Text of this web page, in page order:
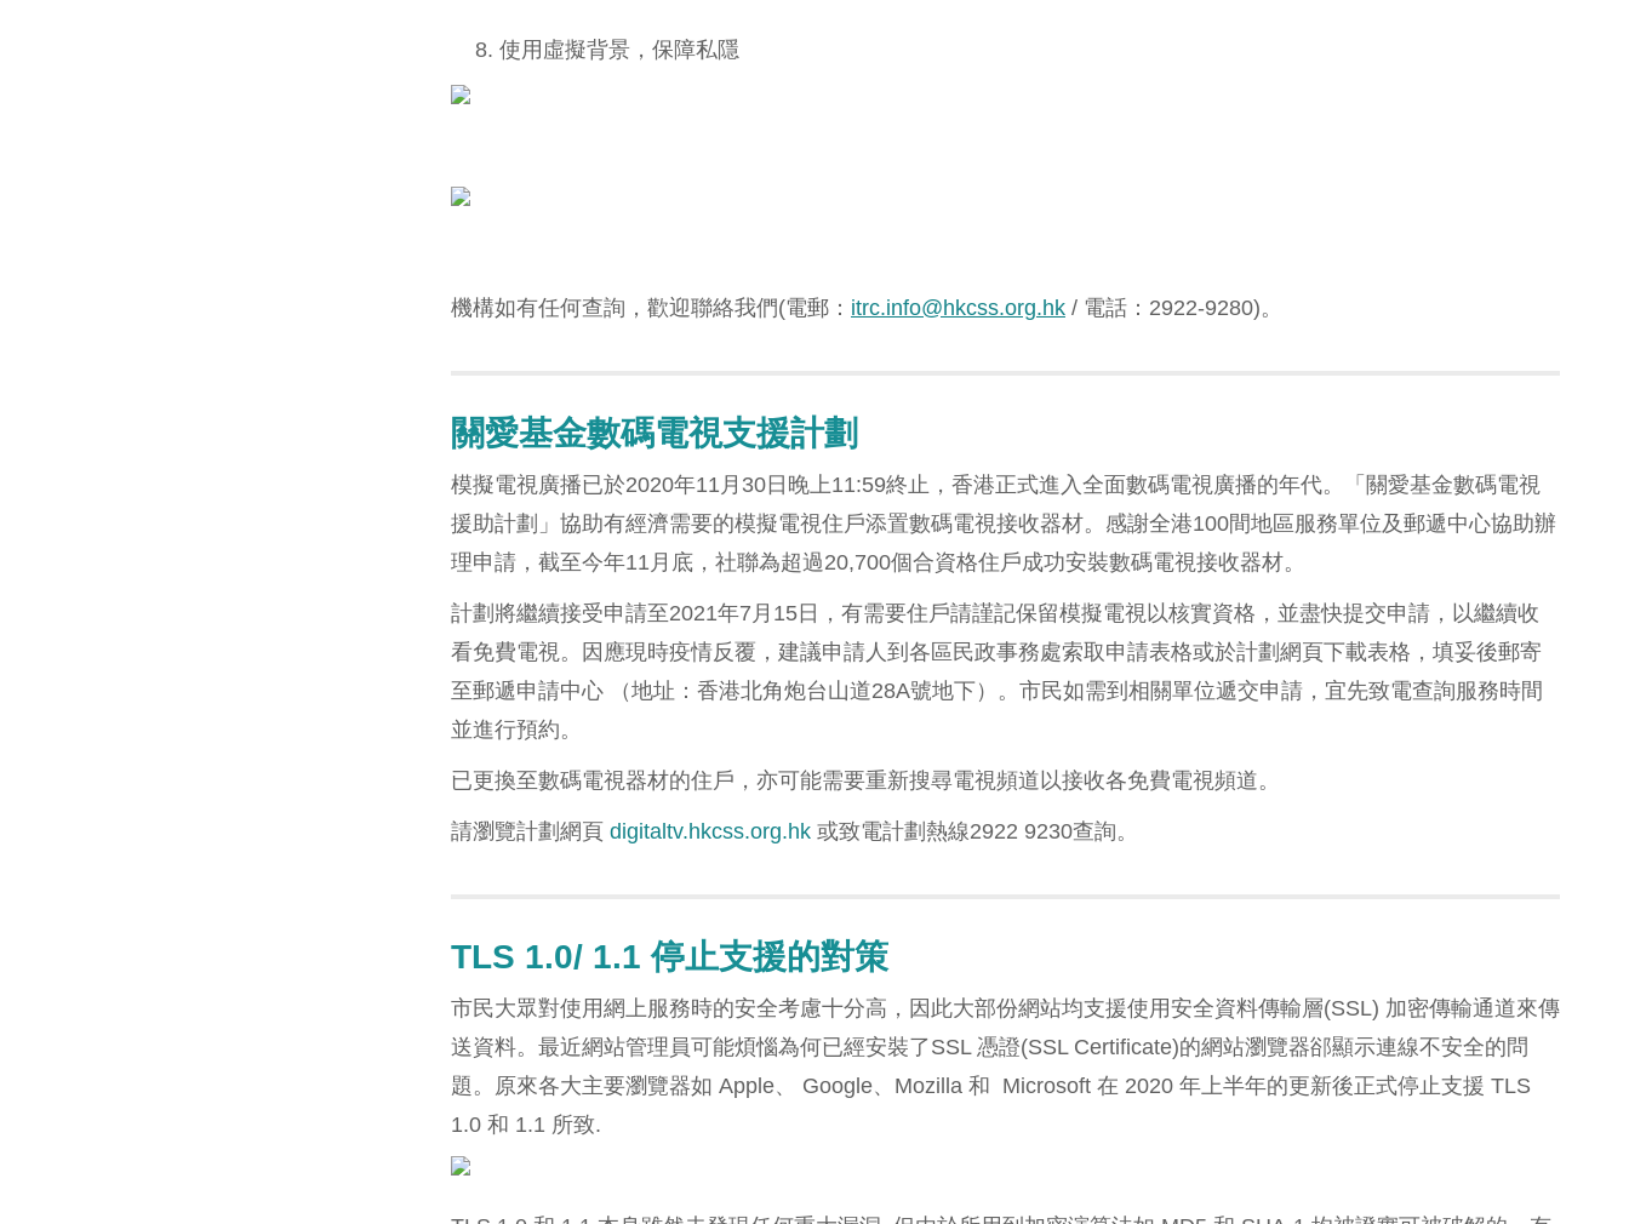
使用虛擬背景，保障私隱
機構如有任何查詢，歡迎聯絡我們(電郵： itrc.info@hkcss.org.hk / 電話：2922-9280)。
關愛基金數碼電視支援計劃
模擬電視廣播已於2020年11月30日晚上11:59終止，香港正式進入全面數碼電視廣播的年代。「關愛基金數碼電視
援助計劃」協助有經濟需要的模擬電視住戶添置數碼電視接收器材。感謝全港100間地區服務單位及郵遞中心協助辦
理申請，截至今年11月底，社聯為超過20,700個合資格住戶成功安裝數碼電視接收器材。
計劃將繼續接受申請至2021年7月15日，有需要住戶請謹記保留模擬電視以核實資格，並盡快提交申請，以繼續收
看免費電視。因應現時疫情反覆，建議申請人到各區民政事務處索取申請表格或於計劃網頁下載表格，填妥後郵寄
至郵遞申請中心 （地址：香港北角炮台山道28A號地下）。市民如需到相關單位遞交申請，宜先致電查詢服務時間
並進行預約。
已更換至數碼電視器材的住戶，亦可能需要重新搜尋電視頻道以接收各免費電視頻道。
請瀏覽計劃網頁 digitaltv.hkcss.org.hk 或致電計劃熱線2922 9230查詢。
TLS 1.0/ 1.1 停止支援的對策
市民大眾對使用網上服務時的安全考慮十分高，因此大部份網站均支援使用安全資料傳輸層(SSL) 加密傳輸通道來傳
送資料。最近網站管理員可能煩惱為何已經安裝了SSL 憑證(SSL Certificate)的網站瀏覽器郤顯示連線不安全的問
題。原來各大主要瀏覽器如 Apple、 Google、Mozilla 和 Microsoft 在 2020 年上半年的更新後正式停止支援 TLS
1.0 和 1.1 所致.